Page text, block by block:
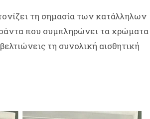
τη σημασία των κατάλληλων
που συμπληρώνει τα χρώματα
τη συνολική αισθητική